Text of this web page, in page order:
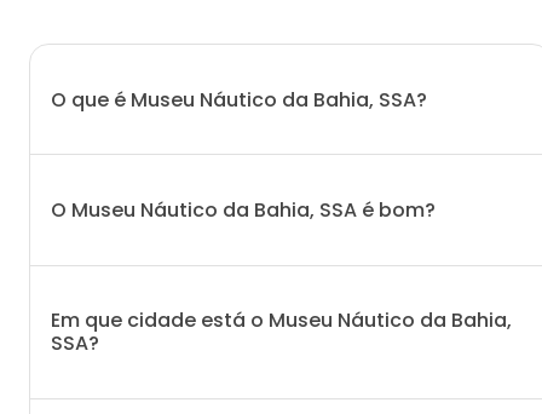
O que é Museu Náutico da Bahia, SSA?
O Museu Náutico da Bahia, SSA é bom?
Em que cidade está o Museu Náutico da Bahia,
SSA?